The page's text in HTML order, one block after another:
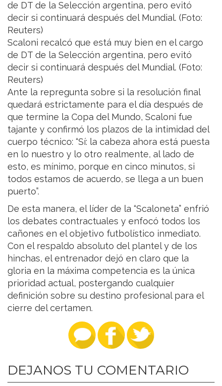
Scaloni recalcó que está muy bien en el cargo
de DT de la Selección argentina, pero evitó
decir si continuará después del Mundial. (Foto:
Reuters)
Ante la repregunta sobre si la resolución final
quedará estrictamente para el día después de
que termine la Copa del Mundo, Scaloni fue
tajante y confirmó los plazos de la intimidad del
cuerpo técnico: “Sí: la cabeza ahora está puesta
en lo nuestro y lo otro realmente, al lado de
esto, es mínimo, porque en cinco minutos, si
todos estamos de acuerdo, se llega a un buen
puerto”.
De esta manera, el líder de la “Scaloneta” enfrió
los debates contractuales y enfocó todos los
cañones en el objetivo futbolístico inmediato.
Con el respaldo absoluto del plantel y de los
hinchas, el entrenador dejó en claro que la
gloria en la máxima competencia es la única
prioridad actual, postergando cualquier
definición sobre su destino profesional para el
cierre del certamen.
DEJANOS TU COMENTARIO